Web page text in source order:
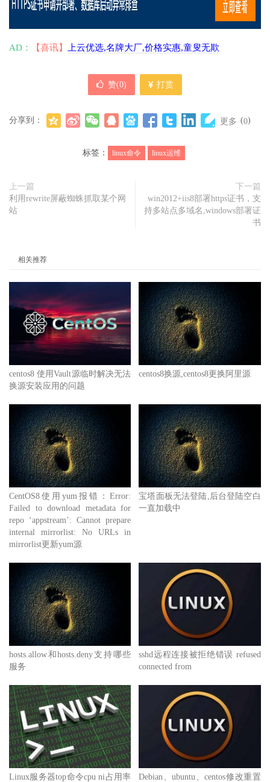
AD： 【喜讯】 上云优选,名牌大厂,价格实惠,童叟无欺
赞(0) 打赏
分享到： 更多 (0)
标签： linux命令 linux运维
上一篇
利用rewrite屏蔽蜘蛛抓取某个网
站
下一篇
win2012+iis8部署https证书，支
持多站点多域名,windows部署证
书
相关推荐
centos8 使用Vault源临时解决无法
换源安装应用的问题
centos8换源,centos8更换阿里源
CentOS8使用yum报错：Error:
Failed to download metadata for
repo ‘appstream’: Cannot prepare
internal mirrorlist: No URLs in
mirrorlist更新yum源
宝塔面板无法登陆,后台登陆空白
一直加载中
hosts.allow和hosts.deny支持哪些
服务
sshd远程连接被拒绝错误 refused
connected from
Linux服务器top命令cpu ni占用率
Debian、ubuntu、centos修改重置